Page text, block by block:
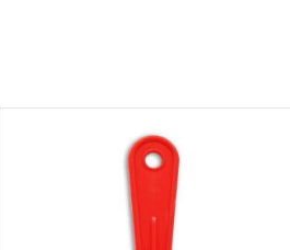
זה
יש
מספר
סוגים.